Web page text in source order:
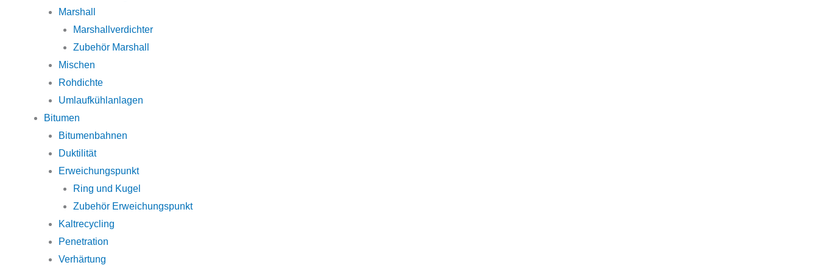
Marshall
Marshallverdichter
Zubehör Marshall
Mischen
Rohdichte
Umlaufkühlanlagen
Bitumen
Bitumenbahnen
Duktilität
Erweichungspunkt
Ring und Kugel
Zubehör Erweichungspunkt
Kaltrecycling
Penetration
Verhärtung